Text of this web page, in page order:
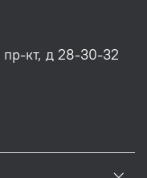
пр-кт, д 28-30-32